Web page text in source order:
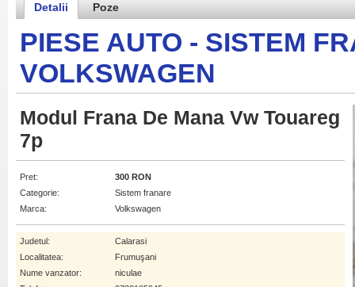
Detalii Poze
PIESE AUTO - SISTEM
VOLKSWAGEN
Modul Frana De Mana Vw Touareg
7p
Pret:
300 RON
Categorie:
Sistem franare
Marca:
Volkswagen
Judetul:
Calarasi
Localitatea:
Frumuşani
Nume vanzator:
niculae